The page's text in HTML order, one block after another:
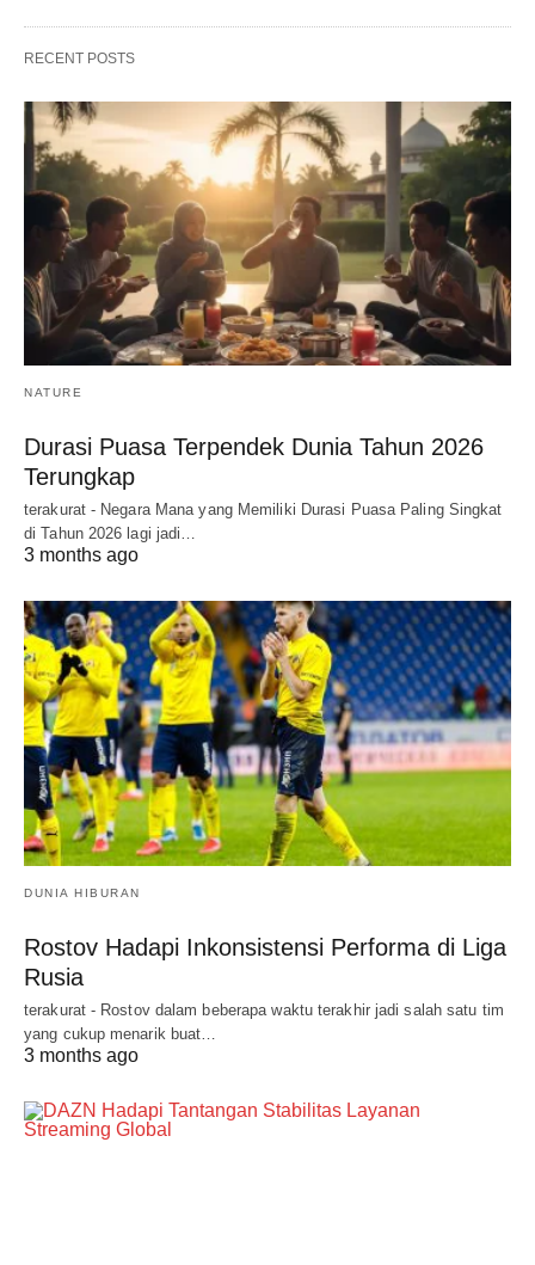
RECENT POSTS
NATURE
Durasi Puasa Terpendek Dunia Tahun 2026
Terungkap
terakurat - Negara Mana yang Memiliki Durasi Puasa Paling Singkat
di Tahun 2026 lagi jadi…
3 months ago
DUNIA HIBURAN
Rostov Hadapi Inkonsistensi Performa di Liga
Rusia
terakurat - Rostov dalam beberapa waktu terakhir jadi salah satu tim
yang cukup menarik buat…
3 months ago